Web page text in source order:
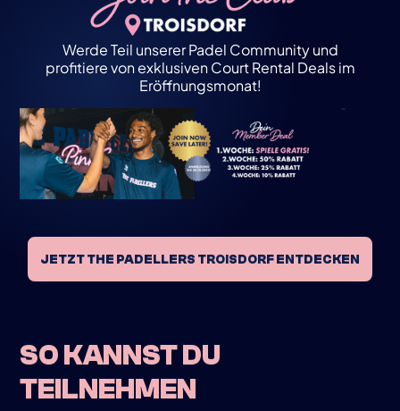
Werde Teil unserer Padel Community und
profitiere von exklusiven Court Rental Deals im
Eröffnungsmonat!
JETZT THE PADELLERS TROISDORF ENTDECKEN
SO KANNST DU
TEILNEHMEN